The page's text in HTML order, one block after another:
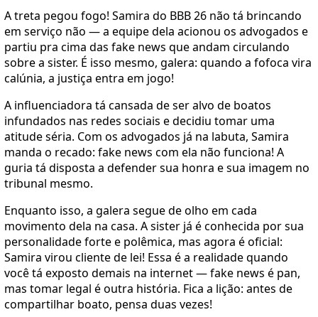
A treta pegou fogo! Samira do BBB 26 não tá brincando
em serviço não — a equipe dela acionou os advogados e
partiu pra cima das fake news que andam circulando
sobre a sister. É isso mesmo, galera: quando a fofoca vira
calúnia, a justiça entra em jogo!
A influenciadora tá cansada de ser alvo de boatos
infundados nas redes sociais e decidiu tomar uma
atitude séria. Com os advogados já na labuta, Samira
manda o recado: fake news com ela não funciona! A
guria tá disposta a defender sua honra e sua imagem no
tribunal mesmo.
Enquanto isso, a galera segue de olho em cada
movimento dela na casa. A sister já é conhecida por sua
personalidade forte e polêmica, mas agora é oficial:
Samira virou cliente de lei! Essa é a realidade quando
você tá exposto demais na internet — fake news é pan,
mas tomar legal é outra história. Fica a lição: antes de
compartilhar boato, pensa duas vezes!